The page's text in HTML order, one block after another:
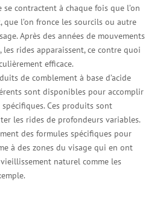
se contractent à chaque fois que l’on
que l’on fronce les sourcils ou autre
Après des années de mouvements
les rides apparaissent, ce contre quoi
efficace.
de comblement à base d’acide
sont disponibles pour accomplir
Ces produits sont
les rides de profondeurs variables.
des formules spécifiques pour
à des zones du visage qui en ont
naturel comme les